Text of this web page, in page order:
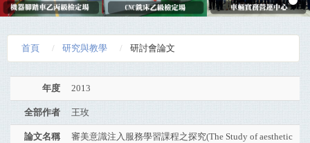
首頁 研究與教學 研討會論文
年度 2013
全部作者 王玫
論文名稱
審美意識注入服務學習課程之探究(The Study of aesthetic